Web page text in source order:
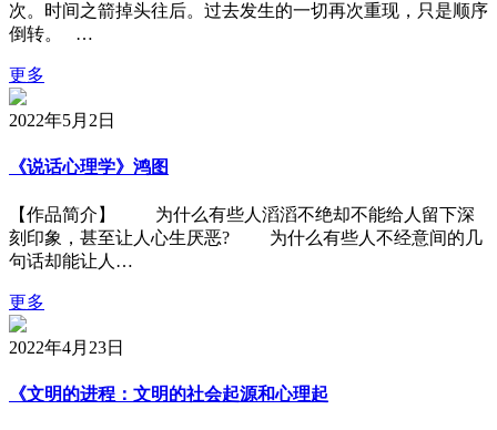
次。时间之箭掉头往后。过去发生的一切再次重现，只是顺序
倒转。 …
更多
2022年5月2日
《说话心理学》鸿图
【作品简介】 为什么有些人滔滔不绝却不能给人留下深
刻印象，甚至让人心生厌恶? 为什么有些人不经意间的几
句话却能让人…
更多
2022年4月23日
《文明的进程：文明的社会起源和心理起